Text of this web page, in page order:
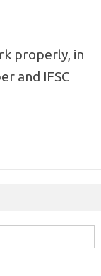
properly, in
and IFSC